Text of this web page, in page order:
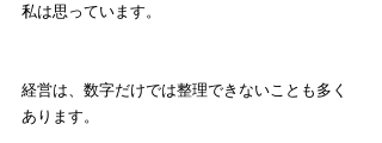
私は思っています。
経営は、数字だけでは整理できないことも多く
あります。